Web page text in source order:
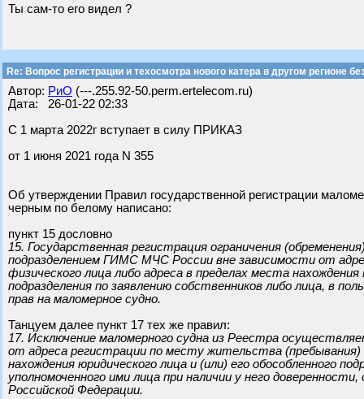
Ты сам-то его видел ?
Re: Вопрос регистрации и техосмотра нового катера в другом регионе
Автор: РиО (---.255.92-50.perm.ertelecom.ru)
Дата: 26-01-22 02:33
С 1 марта 2022г вступает в силу ПРИКАЗ
от 1 июня 2021 года N 355
Об утверждении Правил государственной регистрации
черным по белому написано:
пункт 15 дословно
15. Государственная регистрация ограничения
подразделением ГИМС МЧС России вне зависимости от
физического лица либо адреса в пределах места нахождения
подразделения по заявлению собственников либо лица, в
прав на маломерное судно.
Танцуем далее пункт 17 тех же правил:
17. Исключение маломерного судна из Реестра
от адреса регистрации по месту жительства (пребывания)
нахождения юридического лица и (или) его обособленного
уполномоченного ими лица при наличии у него
Российской Федерации.